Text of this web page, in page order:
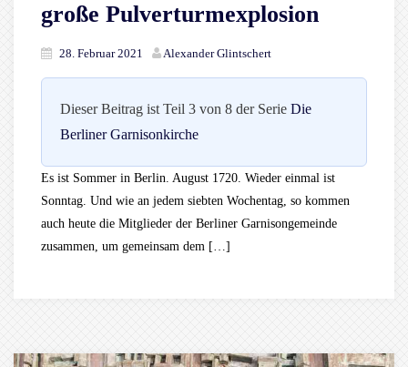
große Pulverturmexplosion
28. Februar 2021 Alexander Glintschert
Dieser Beitrag ist Teil 3 von 8 der Serie Die
Berliner Garnisonkirche
Es ist Sommer in Berlin. August 1720. Wieder einmal ist
Sonntag. Und wie an jedem siebten Wochentag, so kommen
auch heute die Mitglieder der Berliner Garnisongemeinde
zusammen, um gemeinsam dem […]